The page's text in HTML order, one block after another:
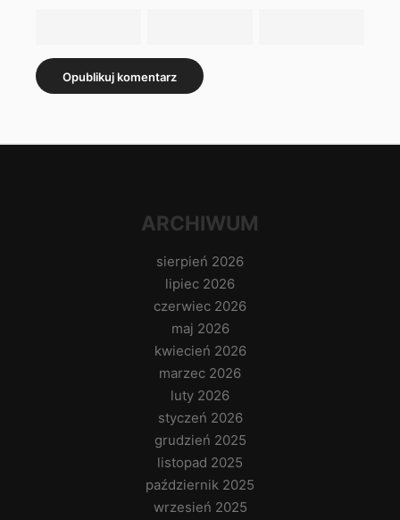
ARCHIWUM
sierpień 2026
lipiec 2026
czerwiec 2026
maj 2026
kwiecień 2026
marzec 2026
luty 2026
styczeń 2026
grudzień 2025
listopad 2025
październik 2025
wrzesień 2025